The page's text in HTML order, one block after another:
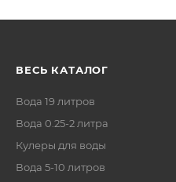
ВЕСЬ КАТАЛОГ
Вода 19 литров
Вода 0.25-2 литра
Кулеры для воды
Вода 5-10 литров